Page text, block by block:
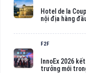
Hotel de la
nội địa hàng
F2F
InnoEx 2026
trưởng mới